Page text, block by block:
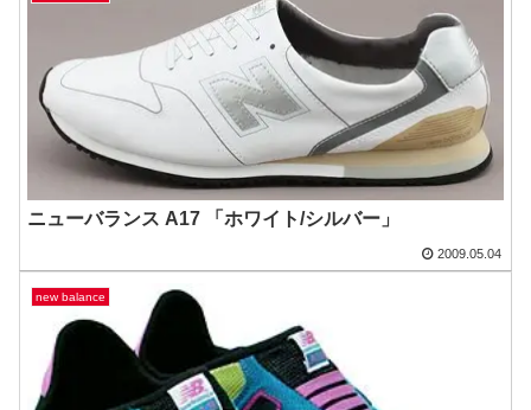
ニューバランス A17 「ホワイト/シルバー」
2009.05.04
new balance